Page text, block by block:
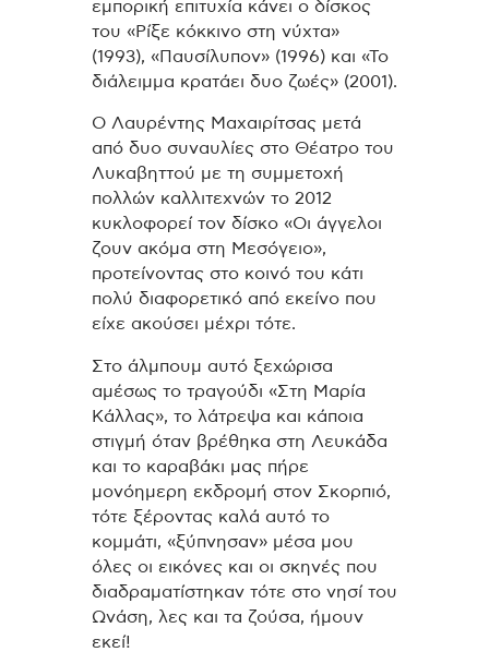
εμπορική επιτυχία κάνει ο δίσκος
του «Ρίξε κόκκινο στη νύχτα»
(1993), «Παυσίλυπον» (1996) και «Το
διάλειμμα κρατάει δυο ζωές» (2001).
Ο Λαυρέντης Μαχαιρίτσας μετά
από δυο συναυλίες στο Θέατρο του
Λυκαβηττού με τη συμμετοχή
πολλών καλλιτεχνών το 2012
κυκλοφορεί τον δίσκο «Οι άγγελοι
ζουν ακόμα στη Μεσόγειο»,
προτείνοντας στο κοινό του κάτι
πολύ διαφορετικό από εκείνο που
είχε ακούσει μέχρι τότε.
Στο άλμπουμ αυτό ξεχώρισα
αμέσως το τραγούδι «Στη Μαρία
Κάλλας», το λάτρεψα και κάποια
στιγμή όταν βρέθηκα στη Λευκάδα
και το καραβάκι μας πήρε
μονόημερη εκδρομή στον Σκορπιό,
τότε ξέροντας καλά αυτό το
κομμάτι, «ξύπνησαν» μέσα μου
όλες οι εικόνες και οι σκηνές που
διαδραματίστηκαν τότε στο νησί του
Ωνάση, λες και τα ζούσα, ήμουν
εκεί!